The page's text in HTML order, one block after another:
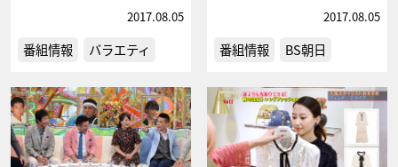
2017.08.05
番組情報 バラエティ
2017.08.05
番組情報 BS朝日